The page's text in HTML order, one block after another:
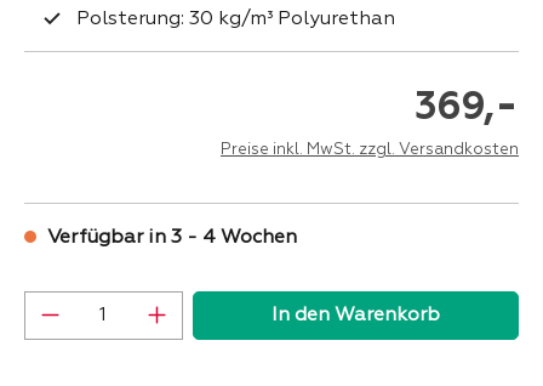
Polsterung: 30 kg/m³ Polyurethan
369,-
Preise inkl. MwSt. zzgl. Versandkosten
Verfügbar in 3 - 4 Wochen
Produkt Anzahl: Gib den gewünschten
In den Warenkorb